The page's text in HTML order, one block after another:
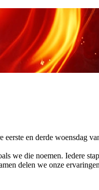
en derde
we die noemen. Iedere
delen we onze